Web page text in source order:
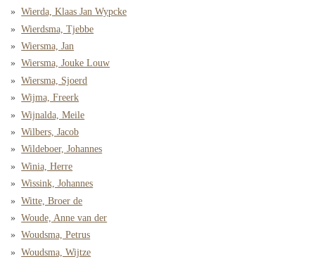
Wierda, Klaas Jan Wypcke
Wierdsma, Tjebbe
Wiersma, Jan
Wiersma, Jouke Louw
Wiersma, Sjoerd
Wijma, Freerk
Wijnalda, Meile
Wilbers, Jacob
Wildeboer, Johannes
Winia, Herre
Wissink, Johannes
Witte, Broer de
Woude, Anne van der
Woudsma, Petrus
Woudsma, Wijtze